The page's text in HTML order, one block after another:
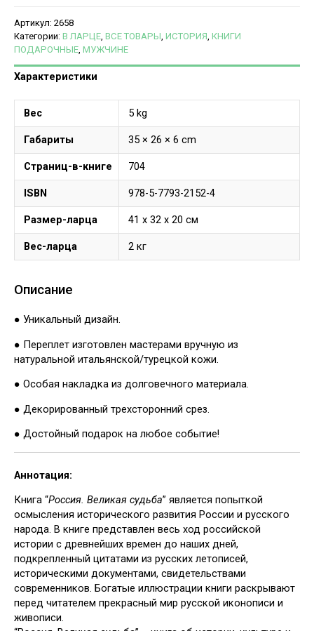
Артикул: 2658
Категории: В ЛАРЦЕ, ВСЕ ТОВАРЫ, ИСТОРИЯ, КНИГИ
ПОДАРОЧНЫЕ, МУЖЧИНЕ
Характеристики
Вес 5 kg
Габариты 35 × 26 × 6 cm
Страниц-в-книге 704
ISBN 978-5-7793-2152-4
Размер-ларца 41 х 32 х 20 см
Вес-ларца 2 кг
Описание
● Уникальный дизайн.
● Переплет изготовлен мастерами вручную из
натуральной итальянской/турецкой кожи.
● Особая накладка из долговечного материала.
● Декорированный трехсторонний срез.
● Достойный подарок на любое событие!
Аннотация:
Книга “Россия. Великая судьба” является попыткой
осмысления исторического развития России и русского
народа. В книге представлен весь ход российской
истории с древнейших времен до наших дней,
подкрепленный цитатами из русских летописей,
историческими документами, свидетельствами
современников. Богатые иллюстрации книги раскрывают
перед читателем прекрасный мир русской иконописи и
живописи.